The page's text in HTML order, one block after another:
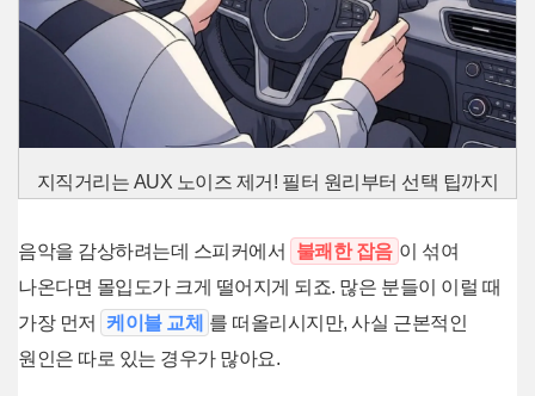
지직거리는 AUX 노이즈 제거! 필터 원리부터 선택 팁까지
음악을 감상하려는데 스피커에서 불쾌한 잡음 이 섞여
나온다면 몰입도가 크게 떨어지게 되죠. 많은 분들이 이럴 때
가장 먼저
케이블 교체
를 떠올리시지만, 사실 근본적인
원인은 따로 있는 경우가 많아요.